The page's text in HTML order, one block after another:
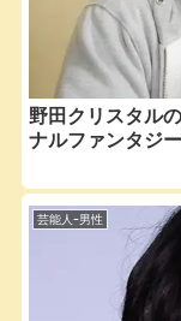
野田クリスタル
ナルファンタジ
芸能人ｰ男性